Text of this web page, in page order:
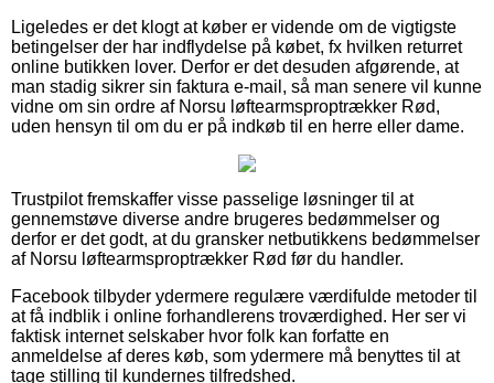
Ligeledes er det klogt at køber er vidende om de vigtigste
betingelser der har indflydelse på købet, fx hvilken returret
online butikken lover. Derfor er det desuden afgørende, at
man stadig sikrer sin faktura e-mail, så man senere vil kunne
vidne om sin ordre af Norsu løftearmsproptrækker Rød,
uden hensyn til om du er på indkøb til en herre eller dame.
Trustpilot fremskaffer visse passelige løsninger til at
gennemstøve diverse andre brugeres bedømmelser og
derfor er det godt, at du gransker netbutikkens bedømmelser
af Norsu løftearmsproptrækker Rød før du handler.
Facebook tilbyder ydermere regulære værdifulde metoder til
at få indblik i online forhandlerens troværdighed. Her ser vi
faktisk internet selskaber hvor folk kan forfatte en
anmeldelse af deres køb, som ydermere må benyttes til at
tage stilling til kundernes tilfredshed.